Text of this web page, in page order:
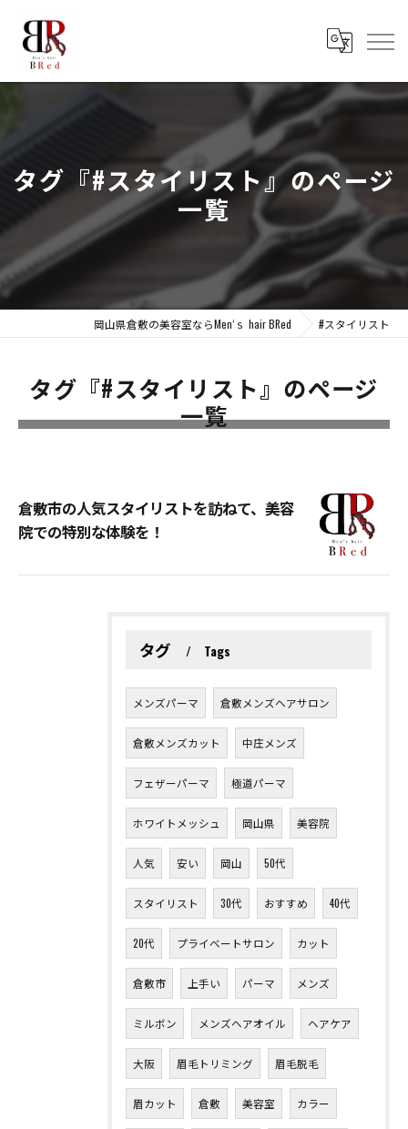
タグ『#スタイリスト』のページ
一覧
岡山県倉敷の美容室ならMen‘ｓ hair BRed #スタイリスト
タグ『#スタイリスト』のページ
一覧
倉敷市の人気スタイリストを訪ねて、美容
院での特別な体験を！
タグ Tags
メンズパーマ 倉敷メンズヘアサロン
倉敷メンズカット 中庄メンズ
フェザーパーマ 極道パーマ
ホワイトメッシュ 岡山県 美容院
人気 安い 岡山 50代
スタイリスト 30代 おすすめ 40代
20代 プライベートサロン カット
倉敷市 上手い パーマ メンズ
ミルボン メンズヘアオイル ヘアケア
大阪 眉毛トリミング 眉毛脱毛
眉カット 倉敷 美容室 カラー